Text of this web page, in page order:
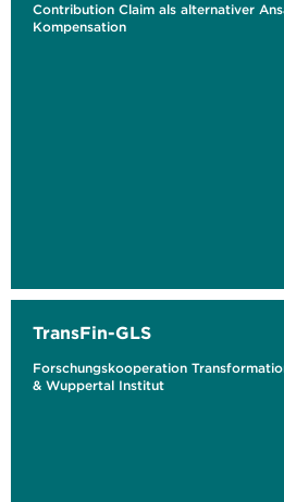
Contribution Claim als alternativer
Kompensation
TransFin-GLS
Forschungskooperation
& Wuppertal Institut